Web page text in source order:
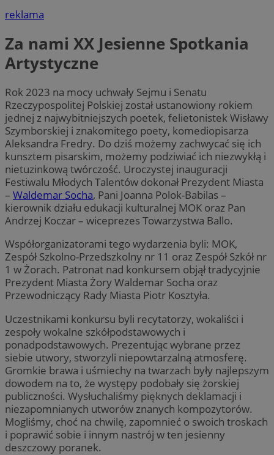
reklama
Za nami XX Jesienne Spotkania
Artystyczne
Rok 2023 na mocy uchwały Sejmu i Senatu
Rzeczypospolitej Polskiej został ustanowiony rokiem
jednej z najwybitniejszych poetek, felietonistek Wisławy
Szymborskiej i znakomitego poety, komediopisarza
Aleksandra Fredry. Do dziś możemy zachwycać się ich
kunsztem pisarskim, możemy podziwiać ich niezwykłą i
nietuzinkową twórczość. Uroczystej inauguracji
Festiwalu Młodych Talentów dokonał Prezydent Miasta
– Waldemar Socha, Pani Joanna Polok-Babilas –
kierownik działu edukacji kulturalnej MOK oraz Pan
Andrzej Koczar – wiceprezes Towarzystwa Ballo.
Współorganizatorami tego wydarzenia byli: MOK,
Zespół Szkolno-Przedszkolny nr 11 oraz Zespół Szkół nr
1 w Żorach. Patronat nad konkursem objął tradycyjnie
Prezydent Miasta Żory Waldemar Socha oraz
Przewodniczący Rady Miasta Piotr Kosztyła.
Uczestnikami konkursu byli recytatorzy, wokaliści i
zespoły wokalne szkółpodstawowych i
ponadpodstawowych. Prezentując wybrane przez
siebie utwory, stworzyli niepowtarzalną atmosferę.
Gromkie brawa i uśmiechy na twarzach były najlepszym
dowodem na to, że występy podobały się żorskiej
publiczności. Wysłuchaliśmy pięknych deklamacji i
niezapomnianych utworów znanych kompozytorów.
Mogliśmy, choć na chwilę, zapomnieć o swoich troskach
i poprawić sobie i innym nastrój w ten jesienny
deszczowy poranek.